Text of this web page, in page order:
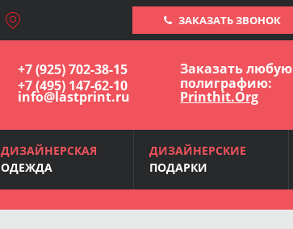
ЗАКАЗАТЬ ЗВОНОК
+7 (925) 702-38-15
+7 (495) 147-62-10
info@lastprint.ru
Заказать любую
полиграфию:
Printhit.Org
ДИЗАЙНЕРСКАЯ
ОДЕЖДА
ДИЗАЙНЕРСКИЕ
ПОДАРКИ